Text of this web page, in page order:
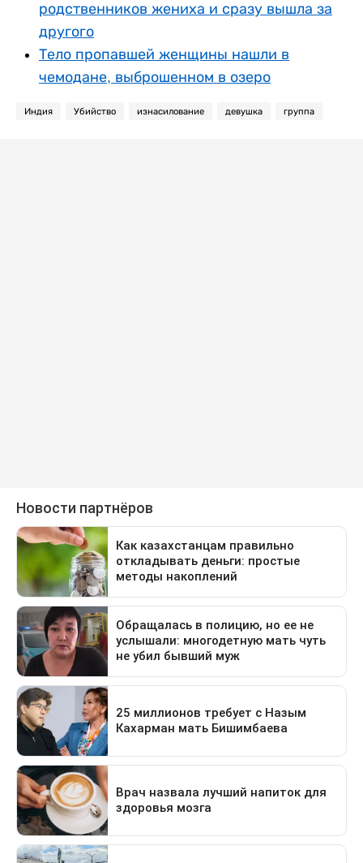
родственников жениха и сразу вышла за
другого
Тело пропавшей женщины нашли в
чемодане, выброшенном в озеро
Индия Убийство изнасилование девушка группа